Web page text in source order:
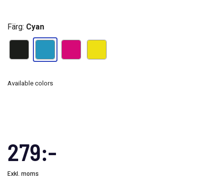
279:-
Exkl. moms
Färg: Cyan
Available colors